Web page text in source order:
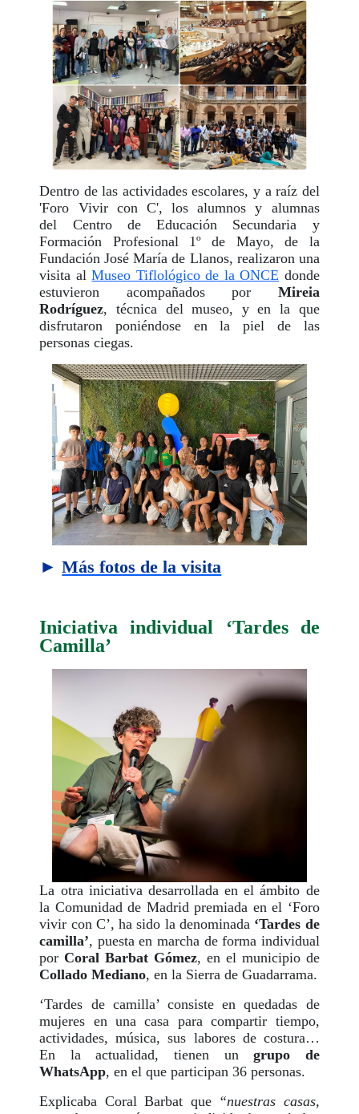
Dentro de las actividades escolares, y a raíz del
'Foro Vivir con C', los alumnos y alumnas
del Centro de Educación Secundaria y
Formación Profesional 1º de Mayo, de la
Fundación José María de Llanos, realizaron una
visita alMuseo Tiflológico de la ONCE donde
estuvieron acompañados por Mireia
Rodríguez, técnica del museo, y en la que
disfrutaron poniéndose en la piel de las
personas ciegas.
►Más fotos de la visita
Iniciativa individual ‘Tardes de
Camilla’
La otra iniciativa desarrollada en el ámbito de
la Comunidad de Madrid premiada en el ‘Foro
vivir con C’, ha sido la denominada ‘Tardes de
camilla’, puesta en marcha de forma individual
por Coral Barbat Gómez, en el municipio de
Collado Mediano, en la Sierra de Guadarrama.
‘Tardes de camilla’ consiste en quedadas de
mujeres en una casa para compartir tiempo,
actividades, música, sus labores de costura…
En la actualidad, tienen ungrupo de
WhatsApp, en el que participan 36 personas.
Explicaba Coral Barbat que “nuestras casas,